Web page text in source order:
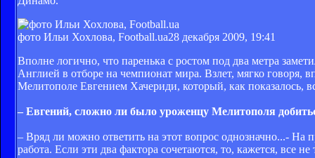
фото Ильи Хохлова, Football.ua28 декабря 2009, 19:41
Вполне логично, что паренька с ростом под два метра
Англией в отборе на чемпионат мира. Взлет, мягко
Мелитополе Евгением Хачериди, который, как
– Евгений, сложно ли было уроженцу Мелитополя
– Вряд ли можно ответить на этот вопрос однозначно...- На
работа. Если эти два фактора сочетаются, то, кажется, все